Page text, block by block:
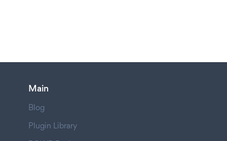
Main
Blog
Plugin Library